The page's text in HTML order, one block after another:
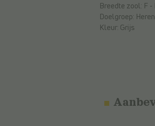
Breedte zool: F
Doelgroep: Heren
Kleur: Grijs